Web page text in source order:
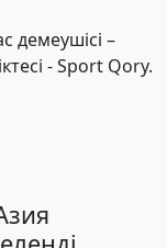
демеушісі –
- Sport Qory.